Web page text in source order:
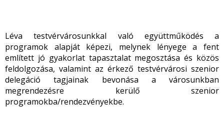
Léva testvérvárosunkkal való együttműködés a
programok alapját képezi, melynek lényege a fent
említett jó gyakorlat tapasztalat megosztása és közös
feldolgozása, valamint az érkező testvérvárosi szenior
delegáció tagjainak bevonása a városunkban
megrendezésre kerülő szenior
programokba/rendezvényekbe.